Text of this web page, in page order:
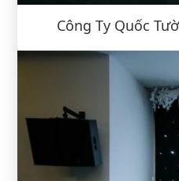
Công Ty Quốc